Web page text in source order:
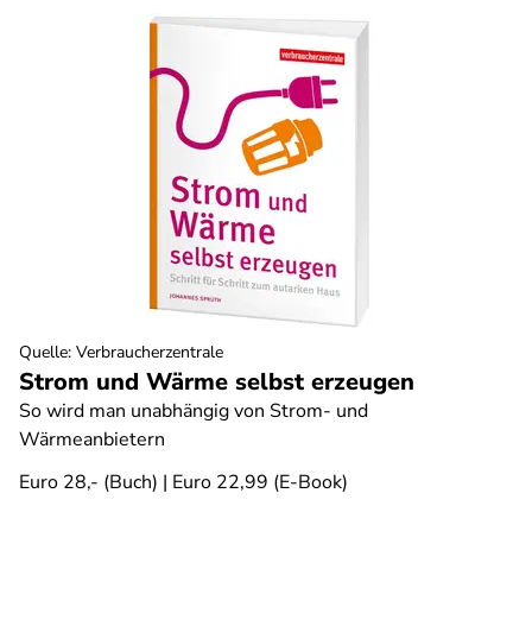
Strom und Wärme selbst erzeugen
So wird man unabhängig von Strom- und
Wärmeanbietern
Euro 28,- (Buch) | Euro 22,99 (E-Book)
Quelle: Verbraucherzentrale